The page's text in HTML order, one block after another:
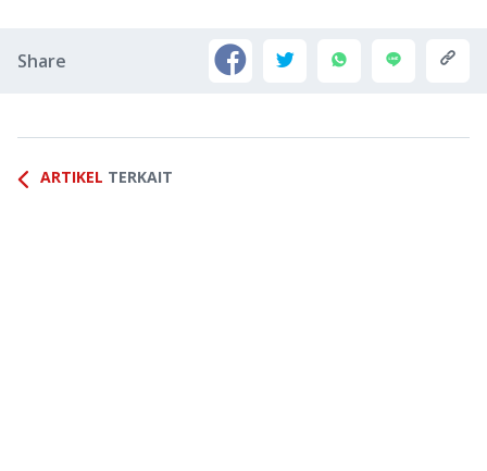
Share
ARTIKEL TERKAIT